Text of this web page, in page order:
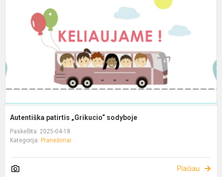
Autentiška patirtis „Grikucio“ sodyboje
Paskelbta: 2025-04-18
Kategorija: Pranešimai
Plačiau